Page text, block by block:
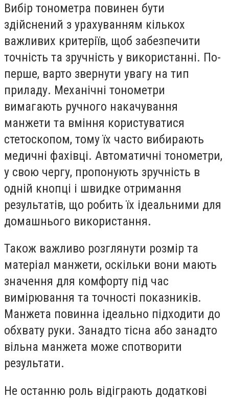
Вибір тонометра повинен бути
здійснений з урахуванням кількох
важливих критеріїв, щоб забезпечити
точність та зручність у використанні. По-
перше, варто звернути увагу на тип
приладу. Механічні тонометри
вимагають ручного накачування
манжети та вміння користуватися
стетоскопом, тому їх часто вибирають
медичні фахівці. Автоматичні тонометри,
у свою чергу, пропонують зручність в
одній кнопці і швидке отримання
результатів, що робить їх ідеальними для
домашнього використання.
Також важливо розглянути розмір та
матеріал манжети, оскільки вони мають
значення для комфорту під час
вимірювання та точності показників.
Манжета повинна ідеально підходити до
обхвату руки. Занадто тісна або занадто
вільна манжета може спотворити
результати.
Не останню роль відіграють додаткові